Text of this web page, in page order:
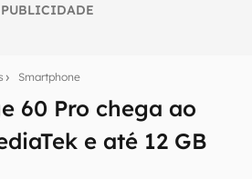
PUBLICIDADE
Smartphone
60 Pro chega ao
e até 12 GB
tecnologia em primeira